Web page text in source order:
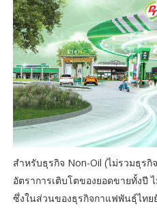
สำหรับธุรกิจ Non-Oil (ไม่รวมธุรกิ
อัตราการเติบโตของยอดขายทั้งปี
ซึ่งในส่วนของธุรกิจกาแฟพันธุ์ไทย